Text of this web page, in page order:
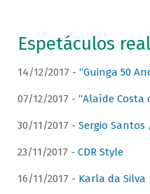
Espetáculos
14/12/2017 - “Guinga 50
07/12/2017 - “Alaíde Costa
30/11/2017 - Sergio Santos
23/11/2017 - CDR Style
16/11/2017 - Karla da Silva